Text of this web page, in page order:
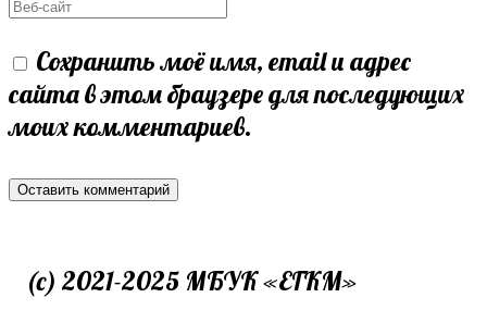
Сохранить моё имя, email и адрес
сайта в этом браузере для последующих
моих комментариев.
(c) 2021-2025 МБУК «ЕГКМ»